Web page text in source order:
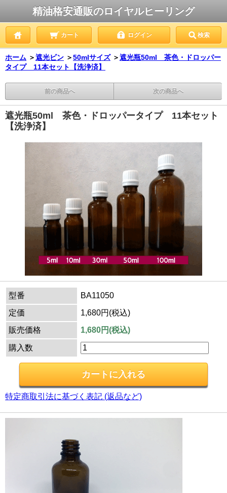
精油格安通販のロイヤルヒーリング
カート ログイン 検索
ホーム ＞遮光ビン ＞50mlサイズ ＞遮光瓶50ml 茶色・ドロッパー
タイプ 11本セット【洗浄済】
前の商品へ 次の商品へ
遮光瓶50ml 茶色・ドロッパータイプ 11本セット
【洗浄済】
型番
BA11050
定価
1,680円(税込)
販売価格
1,680円(税込)
購入数
特定商取引法に基づく表記 (返品など)